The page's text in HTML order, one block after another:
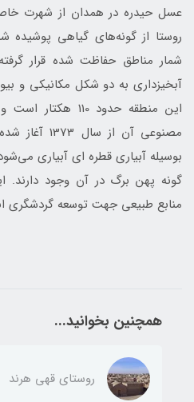
عسل حيدره در همدان از شهرت
روستا از گونه‌هاي گياهي پوشيده
شمار مناطق حفاظت شده قرار
آبخيزداري به دو شکل مکانيکي و
اين منطقه حدود
گونه پهن برگ در آن وجود دارند.
منابع طبيعي جهت توسعه گردشگري
همچنین بخوانید...
روستای قهی هرند